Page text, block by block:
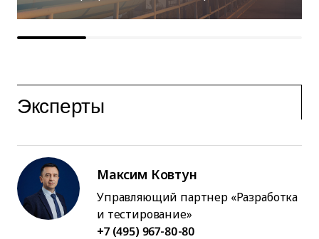
Эксперты
Максим Ковтун
Управляющий партнер «Разработка
и тестирование»
+7 (495) 967-80-80